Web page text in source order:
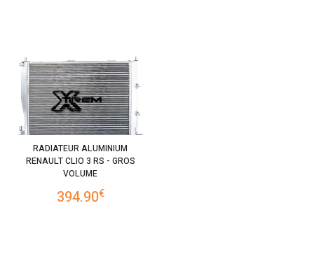
RADIATEUR ALUMINIUM
RENAULT CLIO 3 RS - GROS
VOLUME
394.90€